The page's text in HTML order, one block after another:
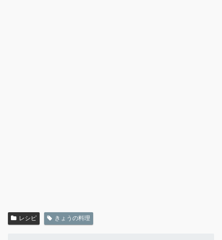
レシピ きょうの料理